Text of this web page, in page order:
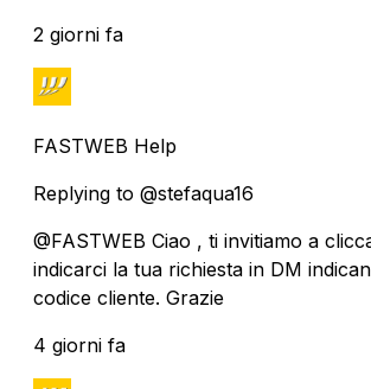
2 giorni fa
FASTWEB Help
Replying to @stefaqua16
@FASTWEB Ciao , ti invitiamo a
indicarci la tua richiesta in DM
codice cliente. Grazie
4 giorni fa